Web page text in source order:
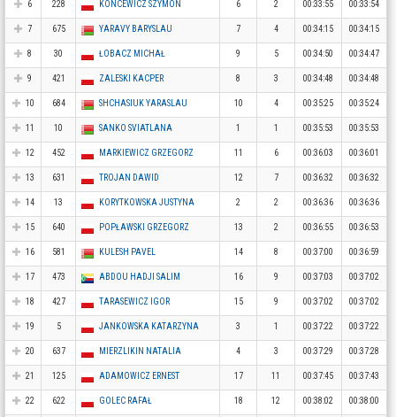
6 228 KONCEWICZ SZYMON 6 2 00:33:55 00:33:54
7 675 YARAVY BARYSLAU 7 4 00:34:15 00:34:15
8 30 ŁOBACZ MICHAŁ 9 5 00:34:50 00:34:47
9 421 ZALESKI KACPER 8 3 00:34:48 00:34:48
10 684 SHCHASIUK YARASLAU 10 4 00:35:25 00:35:24
11 10 SANKO SVIATLANA 1 1 00:35:53 00:35:53
12 452 MARKIEWICZ GRZEGORZ 11 6 00:36:03 00:36:01
13 631 TROJAN DAWID 12 7 00:36:32 00:36:32
14 13 KORYTKOWSKA JUSTYNA 2 2 00:36:36 00:36:36
15 640 POPŁAWSKI GRZEGORZ 13 2 00:36:55 00:36:53
16 581 KULESH PAVEL 14 8 00:37:00 00:36:59
17 473 ABDOU HADJI SALIM 16 9 00:37:03 00:37:02
18 427 TARASEWICZ IGOR 15 9 00:37:02 00:37:02
19 5 JANKOWSKA KATARZYNA 3 1 00:37:22 00:37:22
20 637 MIERZLIKIN NATALIA 4 3 00:37:29 00:37:28
21 125 ADAMOWICZ ERNEST 17 11 00:37:45 00:37:43
22 622 GOLEC RAFAŁ 18 12 00:38:02 00:38:00